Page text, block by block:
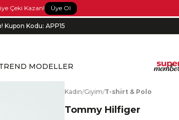
Çeki Kazan! Üye Ol
Kupon Kodu: APP15
MODELLER
Kadın/Giyim/T-shirt & Polo
Tommy Hilfiger